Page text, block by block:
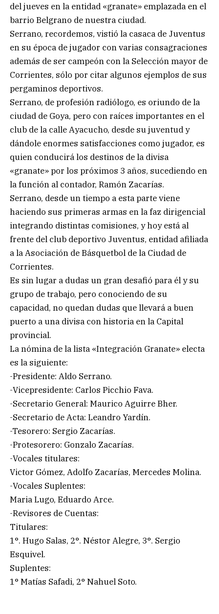
del jueves en la entidad «granate» emplazada en el
barrio Belgrano de nuestra ciudad.
Serrano, recordemos, vistió la casaca de Juventus
en su época de jugador con varias consagraciones
además de ser campeón con la Selección mayor de
Corrientes, sólo por citar algunos ejemplos de sus
pergaminos deportivos.
Serrano, de profesión radiólogo, es oriundo de la
ciudad de Goya, pero con raíces importantes en el
club de la calle Ayacucho, desde su juventud y
dándole enormes satisfacciones como jugador, es
quien conducirá los destinos de la divisa
«granate» por los próximos 3 años, sucediendo en
la función al contador, Ramón Zacarías.
Serrano, desde un tiempo a esta parte viene
haciendo sus primeras armas en la faz dirigencial
integrando distintas comisiones, y hoy está al
frente del club deportivo Juventus, entidad afiliada
a la Asociación de Básquetbol de la Ciudad de
Corrientes.
Es sin lugar a dudas un gran desafió para él y su
grupo de trabajo, pero conociendo de su
capacidad, no quedan dudas que llevará a buen
puerto a una divisa con historia en la Capital
provincial.
La nómina de la lista «Integración Granate» electa
es la siguiente:
-Presidente: Aldo Serrano.
-Vicepresidente: Carlos Picchio Fava.
-Secretario General: Maurico Aguirre Bher.
-Secretario de Acta: Leandro Yardín.
-Tesorero: Sergio Zacarías.
-Protesorero: Gonzalo Zacarías.
-Vocales titulares:
Victor Gómez, Adolfo Zacarías, Mercedes Molina.
-Vocales Suplentes:
Maria Lugo, Eduardo Arce.
-Revisores de Cuentas:
Titulares:
1°. Hugo Salas, 2°. Néstor Alegre, 3°. Sergio
Esquivel.
Suplentes:
1° Matías Safadi, 2° Nahuel Soto.